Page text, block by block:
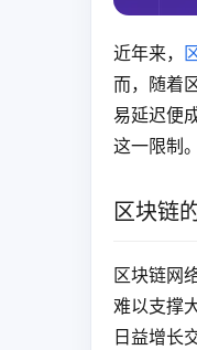
近年来，
而，随着
易延迟便
这一限制
区块链
区块链网
难以支撑
日益增长